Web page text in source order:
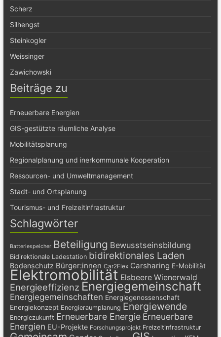
Scherz
Silhengst
Steinkogler
Weissinger
Zawichowski
Beiträge zu
Erneuerbare Energien
GIS-gestützte räumliche Analyse
Mobilitätsplanung
Regionalplanung und inerkommunale Kooperation
Ressourcen- und Umweltmanagement
Stadt- und Ortsplanung
Tourismus- und Freizeitinfrastruktur
Schlagwörter
Batteriespeicher Beteiligung Bewusstseinsbildung
Bidirektionale Ladestation bidirektionales Laden
Bodenschutz Bürger:innen Car2Flex Carsharing E-Mobilität
Elektromobilität Elsbeere Wienerwald
Energieeffizienz Energiegemeinschaft
Energiegemeinschaften Energiegenossenschaft
Energiekonzept Energieraumplanung Energiewende
Energiezukunft Erneuerbare Energie Erneuerbare
Energien EU-Projekte Forschungsprojekt Freizeitinfrastruktur